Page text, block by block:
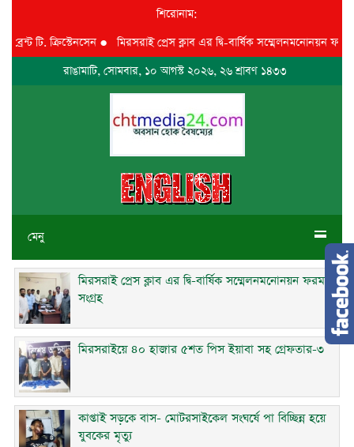
শিরোনাম:
টি. ক্রিস্টেনসেন●মিরসরাই প্রেস ক্লাব এর দ্বি-বার্ষিক সম্মেলনমনোনয়ন ফরম সংগ্রহ
রাঙামাটি, সোমবার, ১০ আগস্ট ২০২৬, ২৬ শ্রাবণ ১৪৩৩
মেনু
মিরসরাই প্রেস ক্লাব এর দ্বি-বার্ষিক সম্মেলনমনোনয়ন ফরম
সংগ্রহ
মিরসরাইয়ে ৪০ হাজার ৫শত পিস ইয়াবা সহ গ্রেফতার-৩
কাপ্তাই সড়কে বাস- মোটরসাইকেল সংঘর্ষে পা বিচ্ছিন্ন হয়ে
যুবকের মৃত্যু